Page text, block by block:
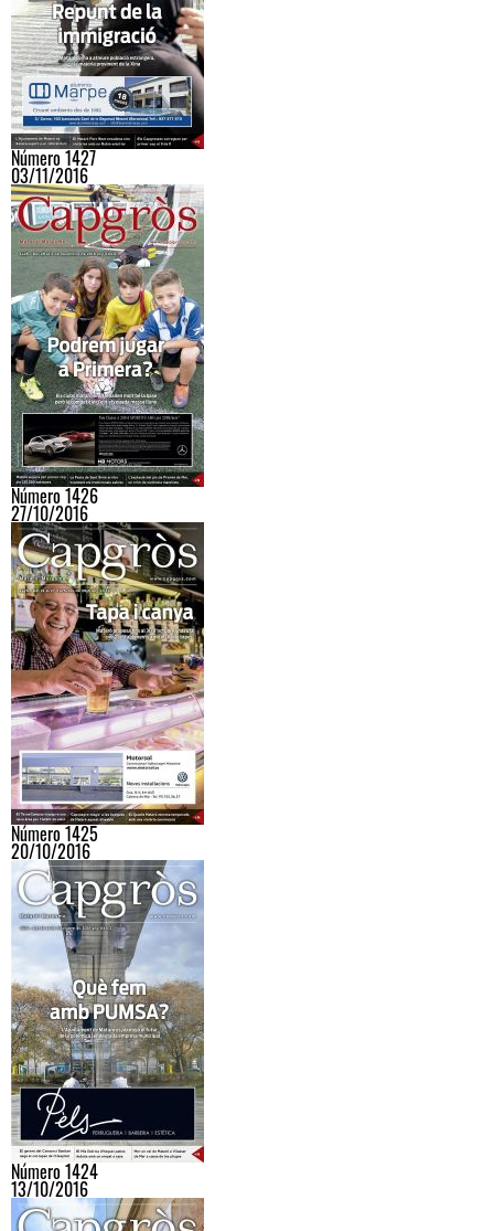
Número 1427
03/11/2016
Número 1426
27/10/2016
Número 1425
20/10/2016
Número 1424
13/10/2016